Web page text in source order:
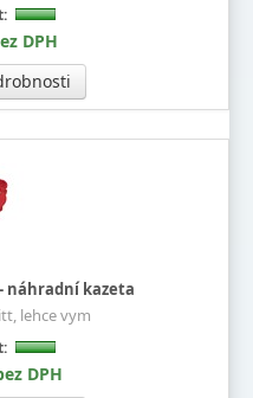
DPH
náhradní kazeta
lehce vym
DPH